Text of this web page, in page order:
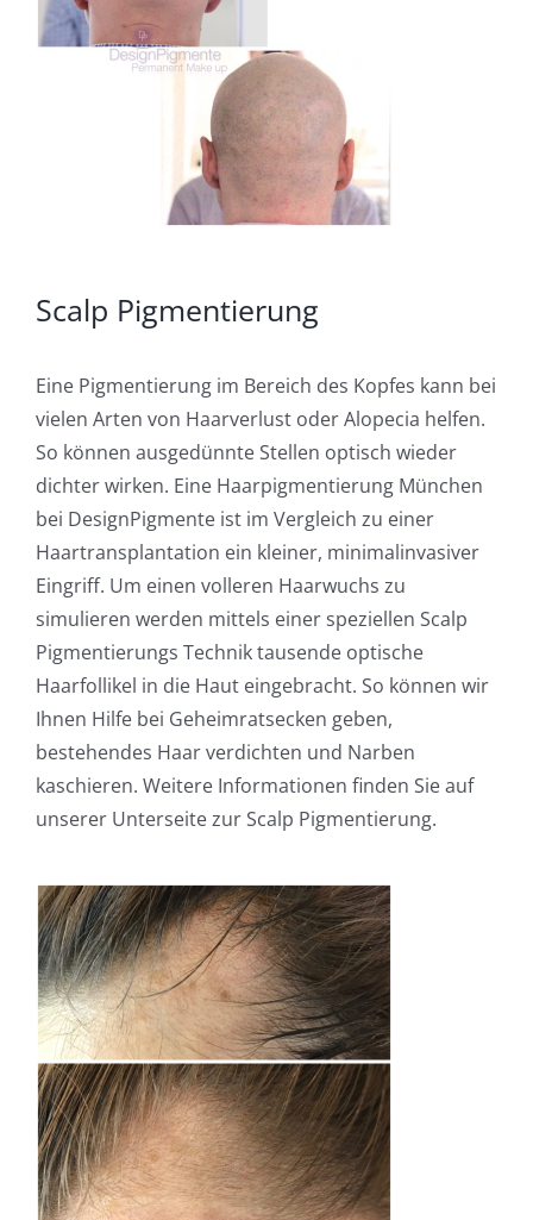
Scalp Pigmentierung
Eine Pigmentierung im Bereich des Kopfes kann bei
vielen Arten von Haarverlust oder Alopecia helfen.
So können ausgedünnte Stellen optisch wieder
dichter wirken. Eine Haarpigmentierung München
bei DesignPigmente ist im Vergleich zu einer
Haartransplantation ein kleiner, minimalinvasiver
Eingriff. Um einen volleren Haarwuchs zu
simulieren werden mittels einer speziellen Scalp
Pigmentierungs Technik tausende optische
Haarfollikel in die Haut eingebracht. So können wir
Ihnen Hilfe bei Geheimratsecken geben,
bestehendes Haar verdichten und Narben
kaschieren. Weitere Informationen finden Sie auf
unserer Unterseite zur Scalp Pigmentierung.